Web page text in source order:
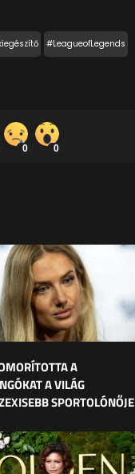
#LeagueofLegends
0 0
A
A VILÁG
SPORTOLÓNŐJE